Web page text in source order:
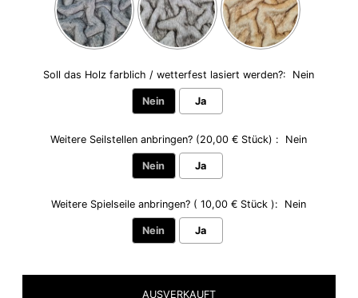
Soll das Holz farblich / wetterfest lasiert werden?: Nein
Nein Ja
Weitere Seilstellen anbringen? (20,00 € Stück) : Nein
Nein Ja
Weitere Spielseile anbringen? ( 10,00 € Stück ): Nein
Nein Ja
Selection will addto the price